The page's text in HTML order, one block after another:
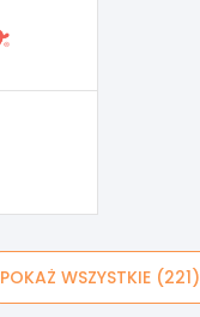
POKAŻ WSZYSTKIE (221)